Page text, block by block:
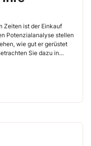
Zeiten ist der Einkauf
Potenzialanalyse stellen
wie gut er gerüstet
Sie dazu in